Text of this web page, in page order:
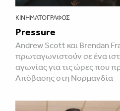
ΚΙΝΗΜΑΤΟΓΡΆΦΟΣ
Pressure
Andrew Scott και Brendan
πρωταγωνιστούν σε ένα
αγωνίας για τις ώρες που
Απόβασης στη Νορμανδία